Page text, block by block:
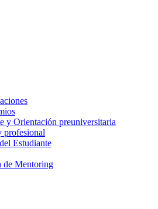
y Orientación preuniversitaria
profesional
Estudiante
de Mentoring